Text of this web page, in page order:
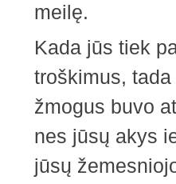
meilę.
Kada jūs tiek
troškimus,
žmogus buvo
nes jūsų akys
jūsų